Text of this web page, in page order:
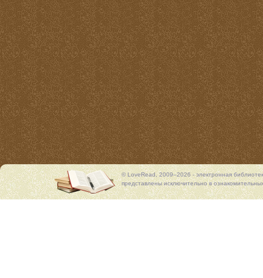
© LoveRead, 2009–2026 - электронная
представлены исключительно в